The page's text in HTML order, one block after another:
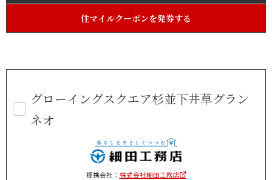
住マイルクーポンを発券する
グローイングスクエア杉並下井草グラン
ネオ
提携会社： 株式会社細田工務店